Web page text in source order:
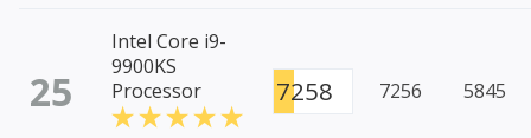
25
Intel Core i9-
9900KS
Processor
7258 7256 5845